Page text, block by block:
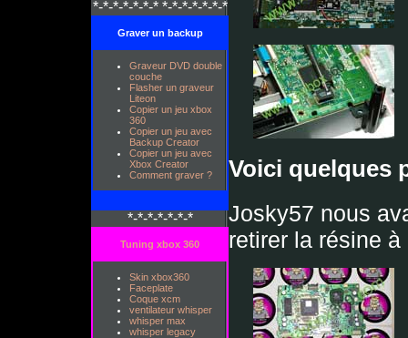
*-*-*-*-*-*-* *-*-*-*-*-*-*
Graver un backup
Graveur DVD double
couche
Flasher un graveur
Liteon
Copier un jeu xbox
360
Copier un jeu avec
Backup Creator
Copier un jeu avec
Xbox Creator
Comment graver ?
*-*-*-*-*-*-*
Tuning xbox 360
Skin xbox360
Faceplate
Coque xcm
ventilateur whisper
whisper max
whisper legacy
Voici quelques
Josky57 nous
retirer la résine